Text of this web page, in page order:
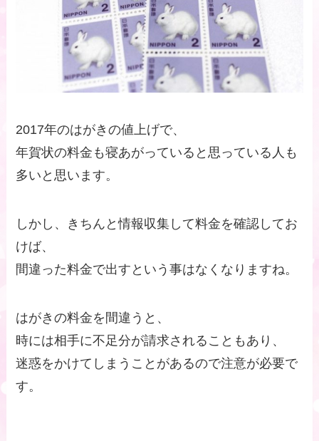
2017年のはがきの値上げで、
年賀状の料金も寝あがっていると思っている人も
多いと思います。
しかし、きちんと情報収集して料金を確認してお
けば、
間違った料金で出すという事はなくなりますね。
はがきの料金を間違うと、
時には相手に不足分が請求されることもあり、
迷惑をかけてしまうことがあるので注意が必要で
す。